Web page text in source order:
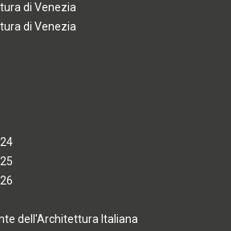
di Venezia
di Venezia
dell'Architettura Italiana